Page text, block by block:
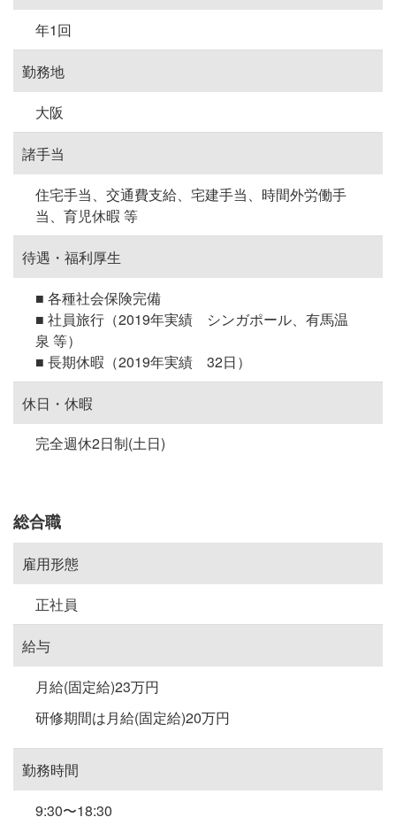
年1回
勤務地
大阪
諸手当
住宅手当、交通費支給、宅建手当、時間外労働手
当、育児休暇 等
待遇・福利厚生
■ 各種社会保険完備
■ 社員旅行（2019年実績 シンガポール、有馬温
泉 等）
■ 長期休暇（2019年実績 32日）
休日・休暇
完全週休2日制(土日)
総合職
雇用形態
正社員
給与
月給(固定給)23万円
研修期間は月給(固定給)20万円
勤務時間
9:30〜18:30